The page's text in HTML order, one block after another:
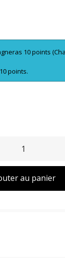
10 points
points.
au panier